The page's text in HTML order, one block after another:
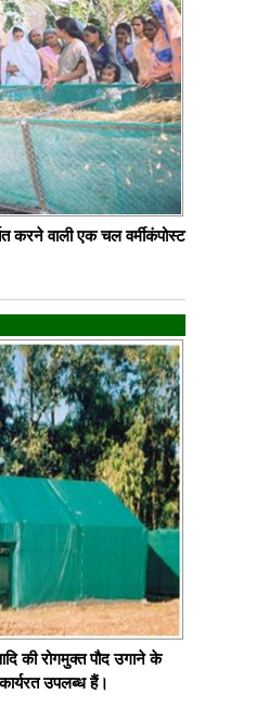
करने वाली एक चल वर्मीकंपोस्ट
की रोगमुक्त पौद उगाने के
उपलब्ध हैं।